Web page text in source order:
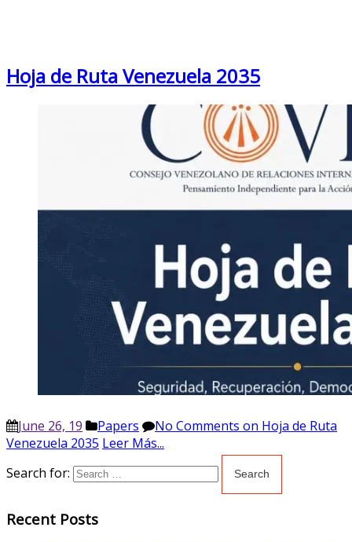
Hoja de Ruta Venezuela 2035
June 26, 19 Papers No Comments on Hoja de Ruta
Venezuela 2035 Leer Más...
Search for:
Recent Posts